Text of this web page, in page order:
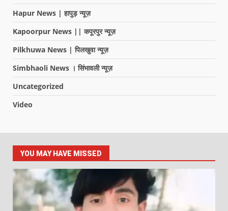
Hapur News | हापुड़ न्यूज़
Kapoorpur News || कपूरपुर न्यूज़
Pilkhuwa News | पिलखुवा न्यूज़
Simbhaoli News । सिंभावली न्यूज़
Uncategorized
Video
YOU MAY HAVE MISSED